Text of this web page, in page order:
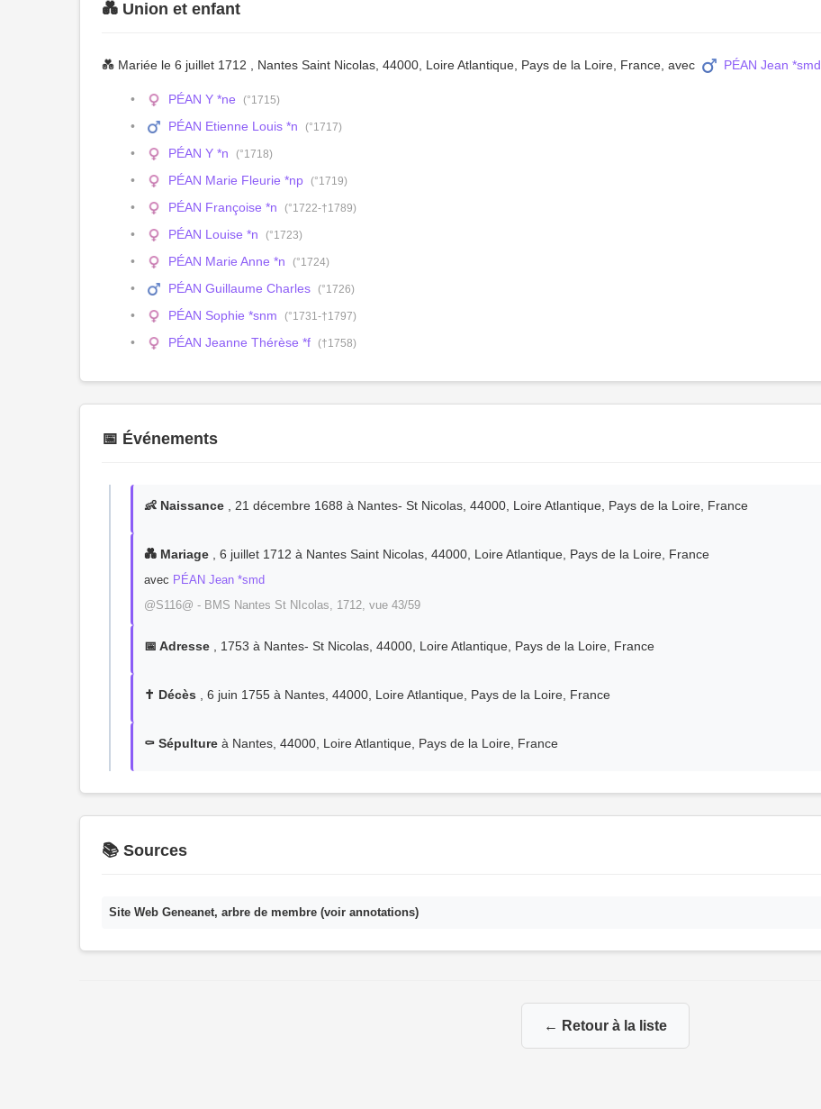
💑 Union et enfant
💑 Mariée le 6 juillet 1712 , Nantes Saint Nicolas, 44000, Loire Atlantique, Pays de la Loire, France, avec PÉAN Jean *smd
PÉAN Y *ne (°1715)
PÉAN Etienne Louis *n (°1717)
PÉAN Y *n (°1718)
PÉAN Marie Fleurie *np (°1719)
PÉAN Françoise *n (°1722-†1789)
PÉAN Louise *n (°1723)
PÉAN Marie Anne *n (°1724)
PÉAN Guillaume Charles (°1726)
PÉAN Sophie *snm (°1731-†1797)
PÉAN Jeanne Thérèse *f (†1758)
📅 Événements
👶 Naissance , 21 décembre 1688 à Nantes- St Nicolas, 44000, Loire Atlantique, Pays de la Loire, France
💑 Mariage , 6 juillet 1712 à Nantes Saint Nicolas, 44000, Loire Atlantique, Pays de la Loire, France
avec PÉAN Jean *smd
@S116@ - BMS Nantes St NIcolas, 1712, vue 43/59
📅 Adresse , 1753 à Nantes- St Nicolas, 44000, Loire Atlantique, Pays de la Loire, France
✝️ Décès , 6 juin 1755 à Nantes, 44000, Loire Atlantique, Pays de la Loire, France
⚰️ Sépulture à Nantes, 44000, Loire Atlantique, Pays de la Loire, France
📚 Sources
Site Web Geneanet, arbre de membre (voir annotations)
← Retour à la liste